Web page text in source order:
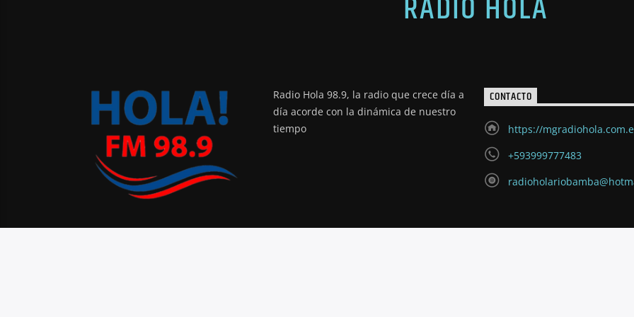
Radio Hola 98.9, la radio que crece día a
día acorde con la dinámica de nuestro
tiempo
CONTACTO
https://
+593999777483